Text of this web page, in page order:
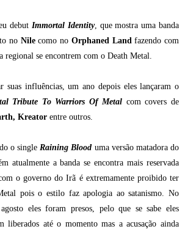
debut Immortal Identity, que mostra uma banda
no Nilecomo no Orphaned Land fazendo com
regional se encontrem com o Death Metal.
suas influências, um ano depois eles lançaram o
Tribute To Warriors Of Metal com covers de
Kreator entre outros.
o single Raining Blood uma versão matadora do
atualmente a banda se encontra mais reservada
o governo do Irã é extremamente proibido ter
pois o estilo faz apologia ao satanismo. No
eles foram presos, pelo que se sabe eles
liberados até o momento mas a acusação ainda